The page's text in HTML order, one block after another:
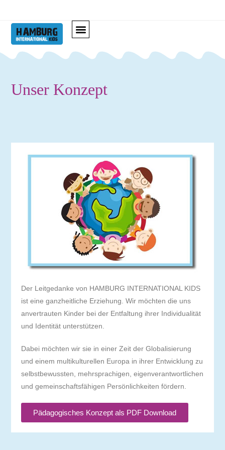
Unser Konzept
Der Leitgedanke von HAMBURG INTERNATIONAL KIDS
ist eine ganzheitliche Erziehung. Wir möchten die uns
anvertrauten Kinder bei der Entfaltung ihrer Individualität
und Identität unterstützen.
Dabei möchten wir sie in einer Zeit der Globalisierung
und einem multikulturellen Europa in ihrer Entwicklung zu
selbstbewussten, mehrsprachigen, eigenverantwortlichen
und gemeinschaftsfähigen Persönlichkeiten fördern.
Pädagogisches Konzept als PDF Download